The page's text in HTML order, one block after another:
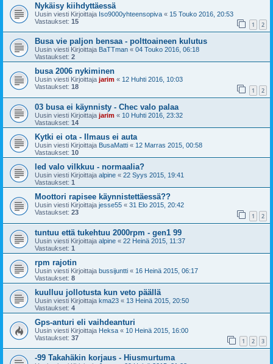
Nykäisy kiihdyttäessä
Uusin viesti Kirjoittaja Iso9000yhteensopiva « 15 Touko 2016, 20:53
Vastaukset: 15 1 2
Busa vie paljon bensaa - polttoaineen kulutus
Uusin viesti Kirjoittaja BaTTman « 04 Touko 2016, 06:18
Vastaukset: 2
busa 2006 nykiminen
Uusin viesti Kirjoittaja jarim « 12 Huhti 2016, 10:03
Vastaukset: 18 1 2
03 busa ei käynnisty - Chec valo palaa
Uusin viesti Kirjoittaja jarim « 10 Huhti 2016, 23:32
Vastaukset: 14
Kytki ei ota - Ilmaus ei auta
Uusin viesti Kirjoittaja BusaMatti « 12 Marras 2015, 00:58
Vastaukset: 10
led valo vilkkuu - normaalia?
Uusin viesti Kirjoittaja alpine « 22 Syys 2015, 19:41
Vastaukset: 1
Moottori rapisee käynnistettäessä??
Uusin viesti Kirjoittaja jesse55 « 31 Elo 2015, 20:42
Vastaukset: 23 1 2
tuntuu että tukehtuu 2000rpm - gen1 99
Uusin viesti Kirjoittaja alpine « 22 Heinä 2015, 11:37
Vastaukset: 1
rpm rajotin
Uusin viesti Kirjoittaja bussijuntti « 16 Heinä 2015, 06:17
Vastaukset: 8
kuulluu jollotusta kun veto päällä
Uusin viesti Kirjoittaja kma23 « 13 Heinä 2015, 20:50
Vastaukset: 4
Gps-anturi eli vaihdeanturi
Uusin viesti Kirjoittaja Heksa « 10 Heinä 2015, 16:00
Vastaukset: 37 1 2 3
-99 Takahäkin korjaus - Hiusmurtuma